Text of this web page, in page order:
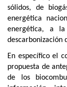
sólidos, de
energética
energética, a
descarbonización
En específico el
propuesta de
de los